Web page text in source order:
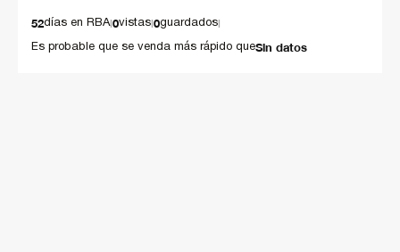
proporciones perfectas, enmarcado por techos de 3.20 metros de
altura que garantizan una iluminación y ventilación excelente.
52días en RBA|0vistas|0guardados|
Es probable que se venda más rápido queSin datos